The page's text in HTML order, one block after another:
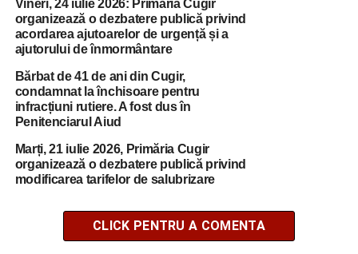
Vineri, 24 iulie 2026: Primăria Cugir
organizează o dezbatere publică privind
acordarea ajutoarelor de urgență și a
ajutorului de înmormântare
Bărbat de 41 de ani din Cugir,
condamnat la închisoare pentru
infracțiuni rutiere. A fost dus în
Penitenciarul Aiud
Marți, 21 iulie 2026, Primăria Cugir
organizează o dezbatere publică privind
modificarea tarifelor de salubrizare
CLICK PENTRU A COMENTA